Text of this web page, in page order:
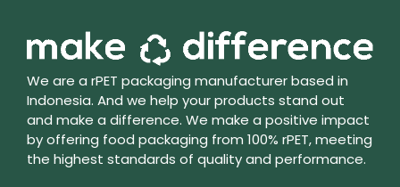
We are a rPET packaging manufacturer based in
Indonesia. And we help your products stand out
and make a difference. We make a positive impact
by offering food packaging from 100% rPET, meeting
the highest standards of quality and performance.